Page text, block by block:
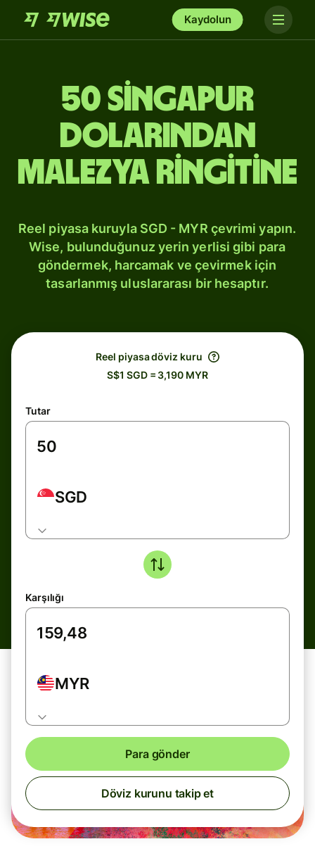
Kaydolun
50 Singapur
dolarından
Malezya ringitine
Reel piyasa kuruyla SGD - MYR çevrimi yapın.
Wise, bulunduğunuz yerin yerlisi gibi para
göndermek, harcamak ve çevirmek için
tasarlanmış uluslararası bir hesaptır.
Reel piyasa döviz kuru
S$1 SGD = 3,190 MYR
Tutar
SGD
Karşılığı
MYR
Para gönder
Döviz kurunu takip et